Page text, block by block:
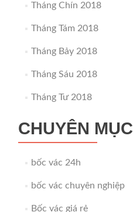
Tháng Chín 2018
Tháng Tám 2018
Tháng Bảy 2018
Tháng Sáu 2018
Tháng Tư 2018
CHUYÊN MỤC
bốc vác 24h
bốc vác chuyên nghiệp
Bốc vác giá rẻ